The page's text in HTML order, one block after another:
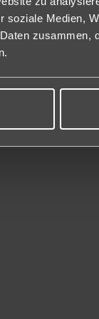
soziale Medien,
zusammen,
Inclusive:
von 10-24
mit Wasser
im All Inclusive
Getränke